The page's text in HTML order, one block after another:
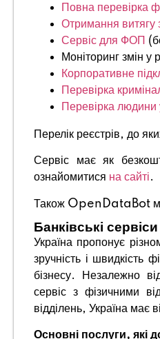
Повна перевірка
Отримання
Сервіс для ФОП
Моніторинг змін у
Корпоративне
Перевірка
Перевірка людини
Перелік реєстрів, до
Сервіс має як
ознайомитися на сайті.
Також OpenDataBot
Банківські сервіси
Україна пропонує
зручність і швидкість
бізнесу. Незалежно
сервіс з фізичними
відділень, Україна має
Основні послуги, які